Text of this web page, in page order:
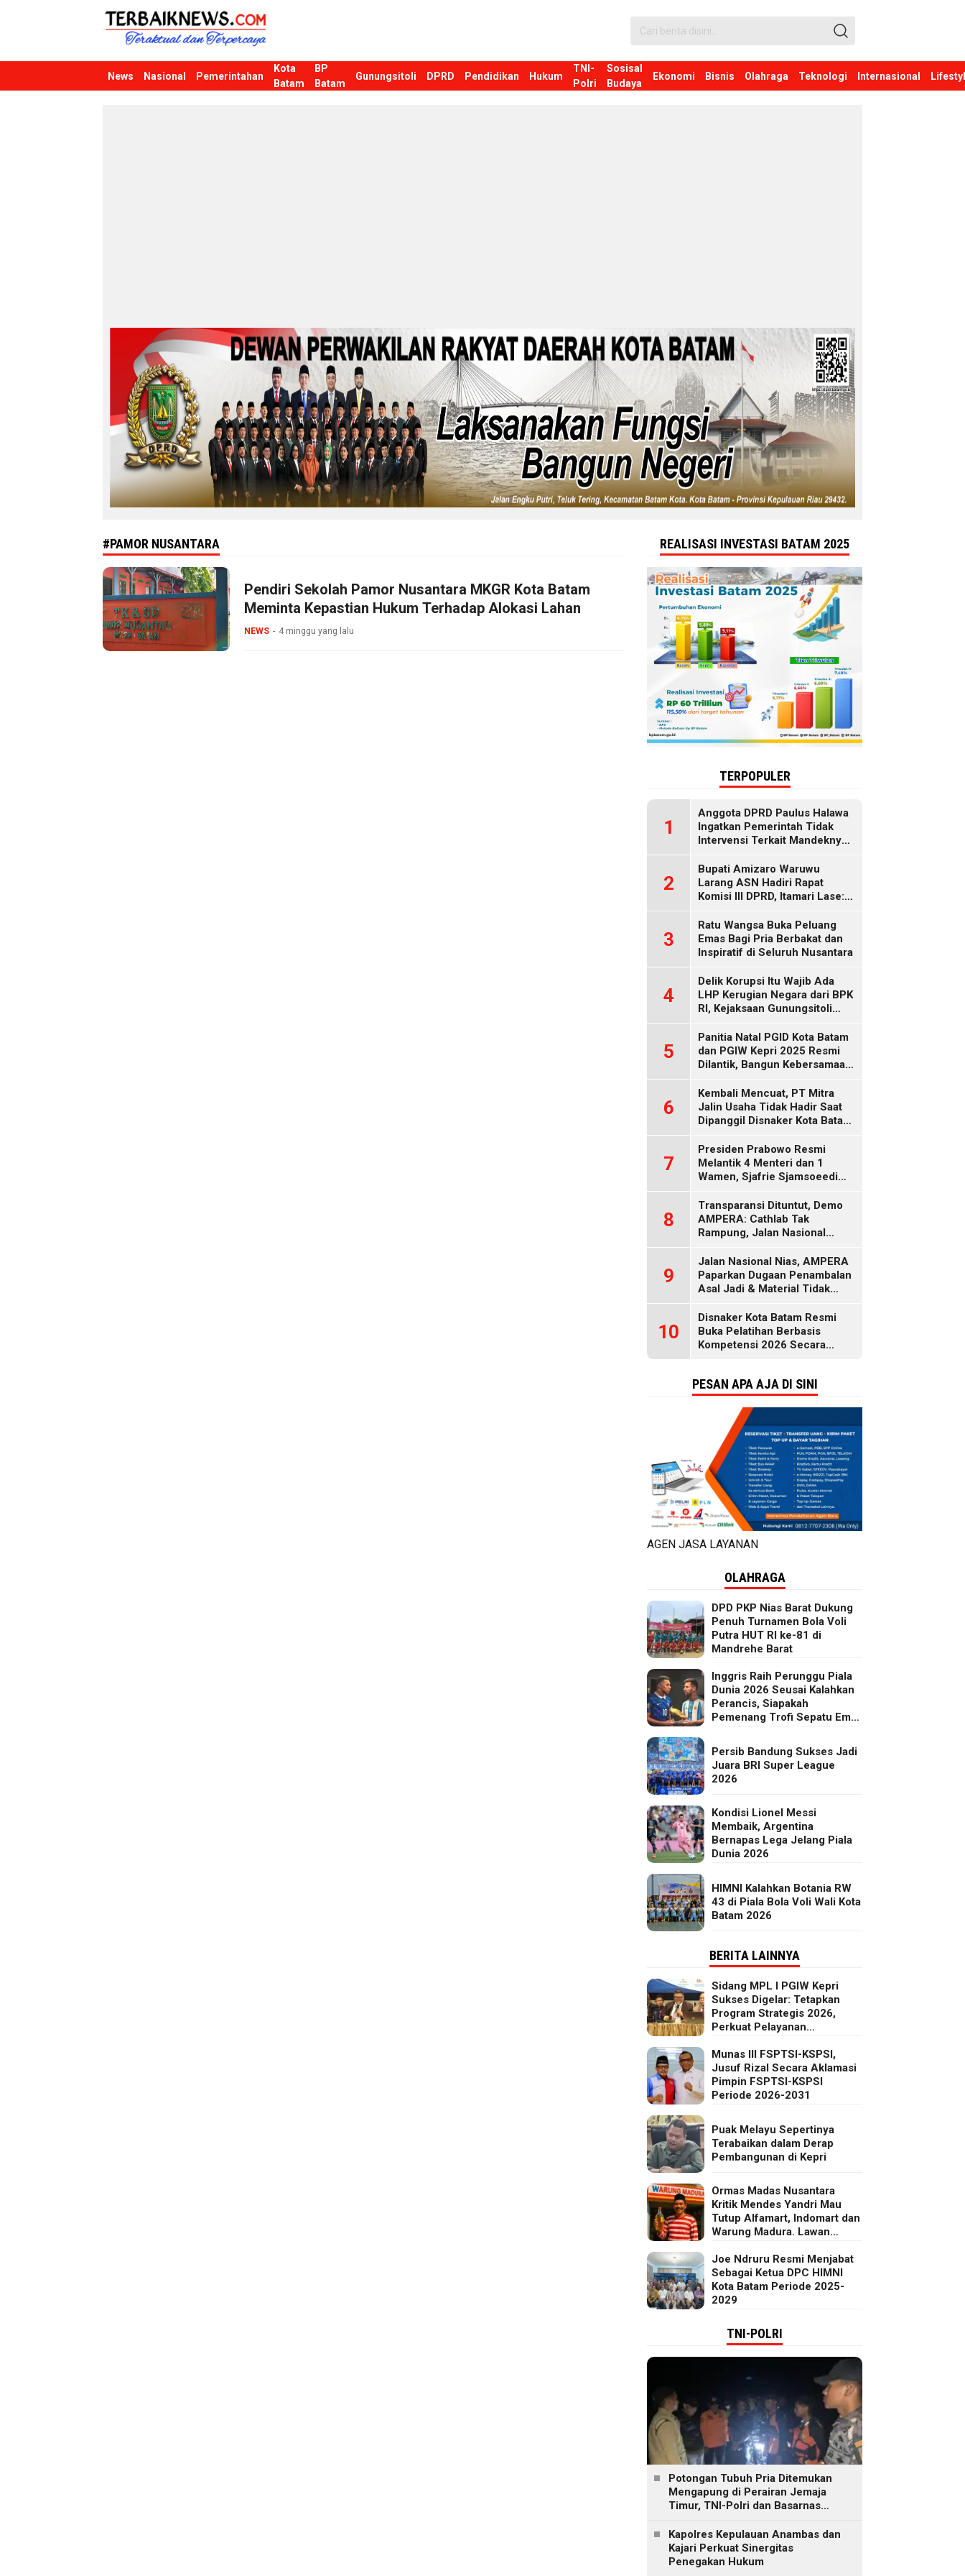
Terbaiknews
Teraktual dan Terpercaya
News Nasional Pemerintahan
Kota
Batam
BP
Batam
Gunungsitoli DPRD Pendidikan Hukum
TNI-
Polri
Sosisal
Budaya
Ekonomi Bisnis Olahraga Teknologi Internasional
#PAMOR NUSANTARA
Pendiri Sekolah Pamor Nusantara MKGR Kota Batam
Meminta Kepastian Hukum Terhadap Alokasi Lahan
NEWS 4 minggu yang lalu
REALISASI INVESTASI BATAM 2025
TERPOPULER
1
Anggota DPRD Paulus Halawa
Ingatkan Pemerintah Tidak
Intervensi Terkait Mandeknya
2
Bupati Amizaro Waruwu
Larang ASN Hadiri Rapat
Komisi III DPRD, Itamari Lase:
Parliament
3
Ratu Wangsa Buka Peluang
Emas Bagi Pria Berbakat dan
Inspiratif di Seluruh Nusantara
4
Delik Korupsi Itu Wajib Ada
LHP Kerugian Negara dari BPK
RI, Kejaksaan Gunungsitoli
5
Panitia Natal PGID Kota Batam
dan PGIW Kepri 2025 Resmi
Dilantik, Bangun Kebersamaan
Oikumenis
6
Kembali Mencuat, PT Mitra
Jalin Usaha Tidak Hadir Saat
Dipanggil Disnaker Kota Batam
7
Presiden Prabowo Resmi
Melantik 4 Menteri dan 1
Wamen, Sjafrie Sjamsoeedi
Gantikan Budi Gunawan
8
Transparansi Dituntut, Demo
AMPERA: Cathlab Tak
Rampung, Jalan Nasional
9
Jalan Nasional Nias, AMPERA
Paparkan Dugaan Penambalan
Asal Jadi & Material Tidak
10
Disnaker Kota Batam Resmi
Buka Pelatihan Berbasis
Kompetensi 2026 Secara
PESAN APA AJA DI SINI
AGEN JASA LAYANAN
OLAHRAGA
DPD PKP Nias Barat Dukung
Penuh Turnamen Bola Voli
Putra HUT RI ke-81 di
Mandrehe Barat
Inggris Raih Perunggu Piala
Dunia 2026 Seusai Kalahkan
Perancis, Siapakah
Pemenang Trofi Sepatu Emas
Persib Bandung Sukses Jadi
Juara BRI Super League
2026
Kondisi Lionel Messi
Membaik, Argentina
Bernapas Lega Jelang Piala
Dunia 2026
HIMNI Kalahkan Botania RW
43 di Piala Bola Voli Wali Kota
Batam 2026
BERITA LAINNYA
Sidang MPL I PGIW Kepri
Sukses Digelar: Tetapkan
Program Strategis 2026,
Perkuat Pelayanan
Sosial
Munas III FSPTSI-KSPSI,
Jusuf Rizal Secara Aklamasi
Pimpin FSPTSI-KSPSI
Periode 2026-2031
Puak Melayu Sepertinya
Terabaikan dalam Derap
Pembangunan di Kepri
Ormas Madas Nusantara
Kritik Mendes Yandri Mau
Tutup Alfamart, Indomart dan
Warung Madura. Lawan
Joe Ndruru Resmi Menjabat
Sebagai Ketua DPC HIMNI
Kota Batam Periode 2025-
2029
TNI-POLRI
Potongan Tubuh Pria Ditemukan
Mengapung di Perairan Jemaja
Timur, TNI-Polri dan Basarnas
Kapolres Kepulauan Anambas dan
Kajari Perkuat Sinergitas
Penegakan Hukum